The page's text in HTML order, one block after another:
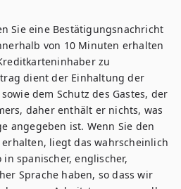
Sie eine Bestätigungsnachricht
von 10 Minuten erhalten
zu
dient der Einhaltung der
dem Schutz des Gastes, der
daher enthält er nichts, was
angegeben ist. Wenn Sie den
liegt das wahrscheinlich
spanischer, englischer,
Sprache haben, so dass wir